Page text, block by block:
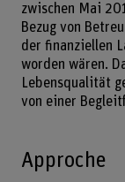
zwischen Mai
Bezug von
der finanziellen
worden wären.
Lebensqualität
von einer
Approche